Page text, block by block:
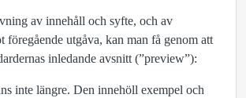
av innehåll och syfte, och av
föregående utgåva, kan man få genom att
inledande avsnitt (”preview”):
inte längre. Den innehöll exempel och